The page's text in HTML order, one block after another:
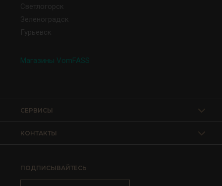
Светлогорск
Зеленоградск
Гурьевск
Магазины VomFASS
КОНТАКТЫ
СЕРВИСЫ
ПОДПИСЫВАЙТЕСЬ